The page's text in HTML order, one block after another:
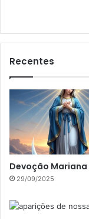
Recentes
Devoção Mariana
29/09/2025